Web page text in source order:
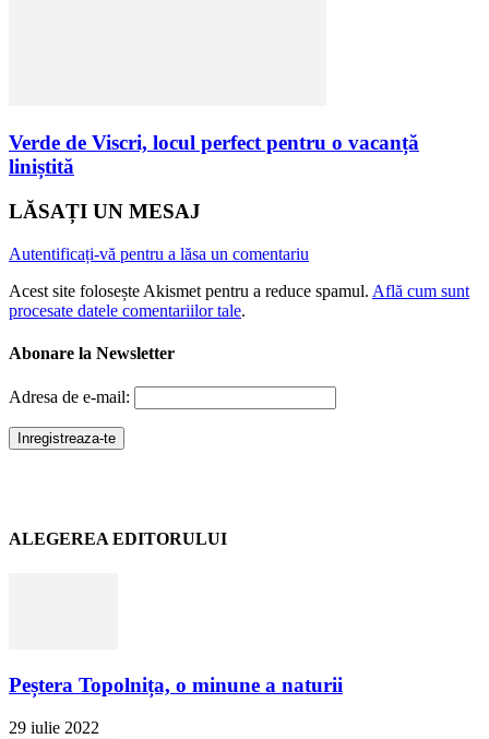
Verde de Viscri, locul perfect pentru o vacanță
liniștită
LĂSAȚI UN MESAJ
Autentificați-vă pentru a lăsa un comentariu
Acest site folosește Akismet pentru a reduce spamul. Află cum sunt
procesate datele comentariilor tale.
Abonare la Newsletter
Adresa de e-mail:
ALEGEREA EDITORULUI
Peștera Topolnița, o minune a naturii
29 iulie 2022